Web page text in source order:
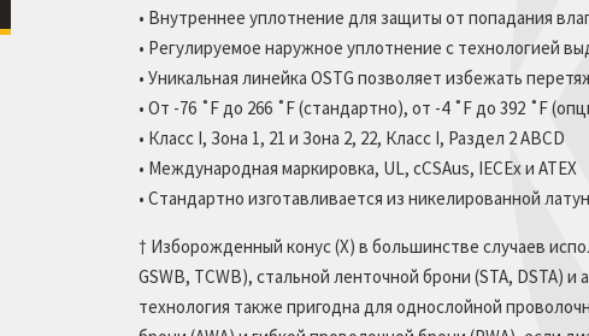
• Внутреннее уплотнение для защиты от попадания
• Регулируемое наружное уплотнение с технологией
• Уникальная линейка OSTG позволяет избежать
• От -76 ˚F до 266 ˚F (стандартно), от -4 ˚F до 392 ˚F
• Класс I, Зона 1, 21 и Зона 2, 22, Класс I, Раздел 2 ABCD
• Международная маркировка, UL, cCSAus, IECEx и ATEX
• Стандартно изготавливается из никелированной
† Изборожденный конус (X) в большинстве случаев
GSWB, TCWB), стальной ленточной брони (STA, DSTA)
технология также пригодна для однослойной